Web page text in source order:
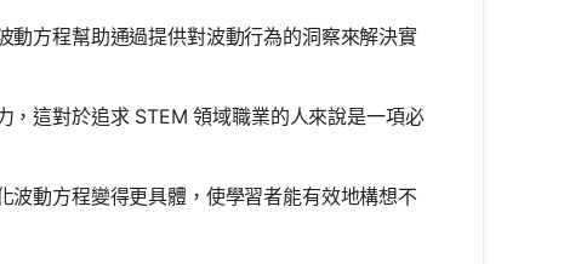
動方程幫助通過提供對波動行為的洞察來解決實
，這對於追求 STEM 領域職業的人來說是一項必
波動方程變得更具體，使學習者能有效地構想不